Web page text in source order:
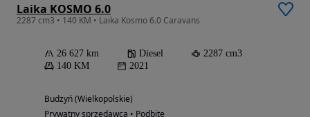
Laika KOSMO 6.0
2287 cm3 • 140 KM • Laika Kosmo 6.0 Caravans
26 627 km Diesel
2287 cm3
140 KM
2021
Budzyń (Wielkopolskie)
Prywatny sprzedawca • Podbite